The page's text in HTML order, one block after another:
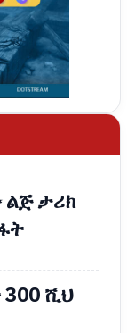
ታሪክ
ሺህ